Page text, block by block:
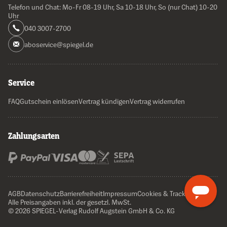
Telefon und Chat: Mo-Fr 08-19 Uhr, Sa 10-18 Uhr, So (nur Chat) 10-20
Uhr
040 3007-2700
aboservice@spiegel.de
Service
FAQGutschein einlösenVertrag kündigenVertrag widerrufen
Zahlungsarten
AGBDatenschutzBarrierefreiheitImpressumCookies & Tracking
Alle Preisangaben inkl. der gesetzl. MwSt.
© 2026 SPIEGEL-Verlag Rudolf Augstein GmbH & Co. KG